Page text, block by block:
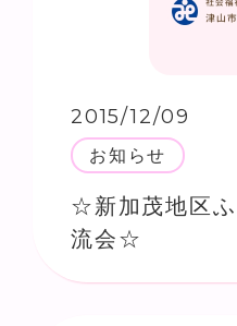
2015/12/09
お知らせ
☆新加茂地区
流会☆